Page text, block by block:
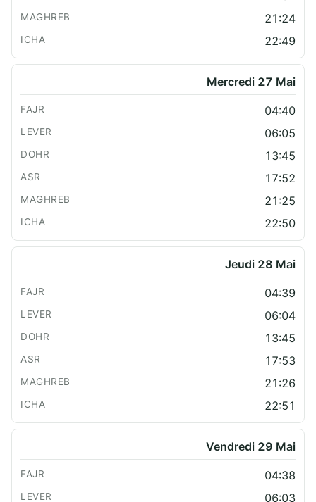
21:24
22:49
Mercredi 27 Mai
04:40
06:05
13:45
17:52
21:25
22:50
Jeudi 28 Mai
04:39
06:04
13:45
17:53
21:26
22:51
Vendredi 29 Mai
04:38
06:03